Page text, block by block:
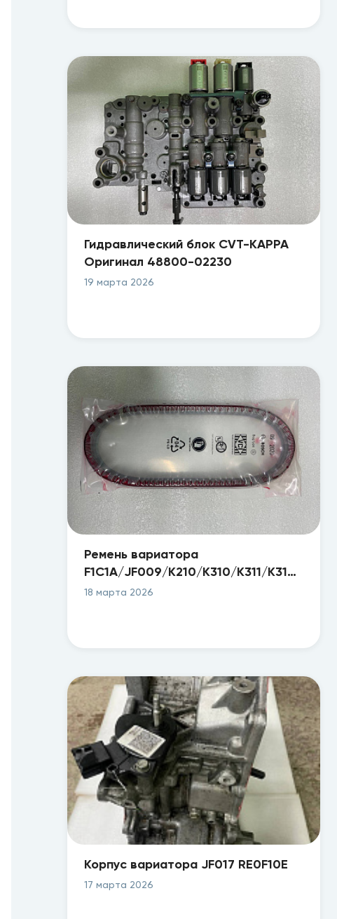
Гидравлический блок CVT-KAPPA
Оригинал 48800-02230
19 марта 2026
Ремень вариатора
F1C1A/JF009/K210/K310/K311/K312/
901100
18 марта 2026
Корпус вариатора JF017 RE0F10E
17 марта 2026